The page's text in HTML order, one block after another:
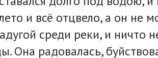
и всё отцвело, а он не
среди реки, и ничто
Она радовалась,